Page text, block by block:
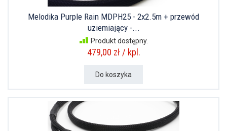
Melodika Purple Rain MDPH25 - 2x2.5m + przewód
uziemiający -...
Produkt dostępny.
479,00 zł / kpl.
Do koszyka